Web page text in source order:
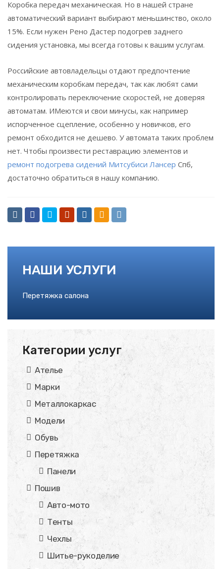
Коробка передач механическая. Но в нашей стране
автоматический вариант выбирают меньшинство, около
15%. Если нужен Рено Дастер подогрев заднего
сидения установка, мы всегда готовы к вашим услугам.
Российские автовладельцы отдают предпочтение
механическим коробкам передач, так как любят сами
контролировать переключение скоростей, не доверяя
автоматам. ИМеются и свои минусы, как например
испорченное сцепление, особенно у новичков, его
ремонт обходится не дешево. У автомата таких проблем
нет. Чтобы произвести реставрацию элементов и
ремонт подогрева сидений Митсубиси Лансер Спб,
достаточно обратиться в нашу компанию.
НАШИ УСЛУГИ
Перетяжка салона
Категории услуг
Ателье
Марки
Металлокаркас
Модели
Обувь
Перетяжка
Панели
Пошив
Авто-мото
Тенты
Чехлы
Шитье-рукоделие